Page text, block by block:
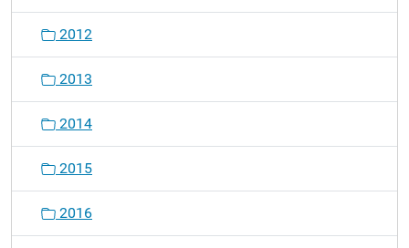
2012
2013
2014
2015
2016